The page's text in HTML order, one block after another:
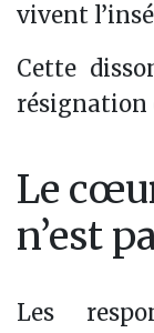
vivent
Cette
résignation
Le
n’est
Les